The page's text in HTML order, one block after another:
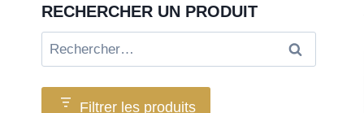
RECHERCHER UN PRODUIT
Filtrer les produits